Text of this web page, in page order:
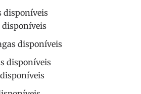
disponíveis
disponíveis
disponíveis
disponíveis